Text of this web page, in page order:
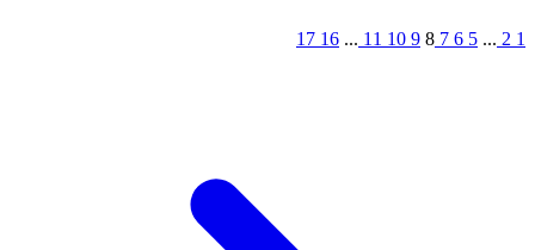
1
2
...
5
6
7
8
9
10
11
...
16
17